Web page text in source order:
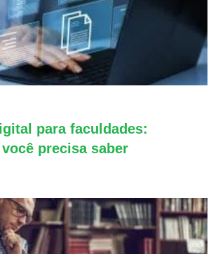
para faculdades:
precisa saber